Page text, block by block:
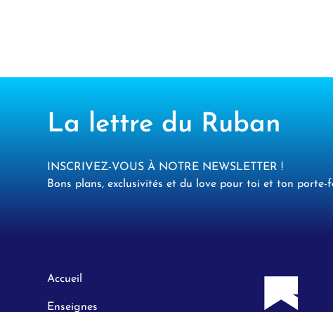
La lettre du Ruban
INSCRIVEZ-VOUS À NOTRE NEWSLETTER !
Bons plans, exclusivités et du love pour toi et ton porte-
Accueil
Enseignes